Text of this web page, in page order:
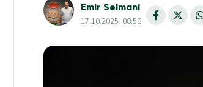
Emir Selmani
17.10.2025. 08:58